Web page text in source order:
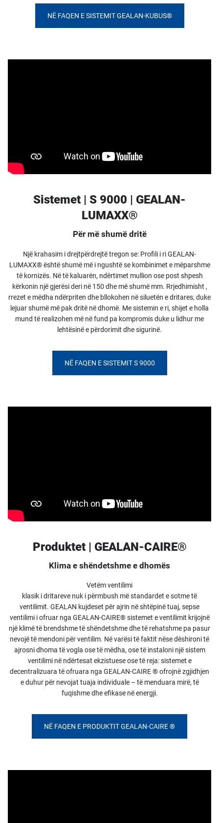
NË FAQEN E SISTEMIT GEALAN-KUBUS®
Sistemet | S 9000 | GEALAN-
LUMAXX®
Për më shumë dritë
Një krahasim i drejtpërdrejtë tregon se: Profili i ri GEALAN-
LUMAXX® është shumë më i ngushtë se kombinimet e mëparshme
të kornizës. Në të kaluarën, ndërtimet mullion ose post shpesh
kërkonin një gjerësi deri në 150 dhe më shumë mm. Rrjedhimisht ,
rrezet e mëdha ndërpriten dhe bllokohen në siluetën e dritares, duke
lejuar shumë më pak dritë në dhomë. Me sistemin e ri, shijet e holla
mund të realizohen më në fund pa kompromis duke u lidhur me
lehtësinë e përdorimit dhe sigurinë.
NË FAQEN E SISTEMIT S 9000
Produktet | GEALAN-CAIRE®
Klima e shëndetshme e dhomës
Vetëm ventilimi
klasik i dritareve nuk i përmbush më standardet e sotme të
ventilimit. GEALAN kujdeset për ajrin në shtëpinë tuaj, sepse
ventilimi i ofruar nga GEALAN-CAIRE® sistemet e ventilimit krijojnë
një klimë të brendshme të shëndetshme dhe të rehatshme pa pasur
nevojë të mendoni për ventilim. Në varësi të faktit nëse dëshironi të
ajrosni dhoma të vogla ose të mëdha, ose të instaloni një sistem
ventilimi në ndërtesat ekzistuese ose të reja: sistemet e
decentralizuara të ofruara nga GEALAN-CAIRE ® ofrojnë zgjidhjen
e duhur për nevojat tuaja individuale – të menduara mirë, të
fuqishme dhe efikase në energji.
NË FAQEN E PRODUKTIT GEALAN-CAIRE ®